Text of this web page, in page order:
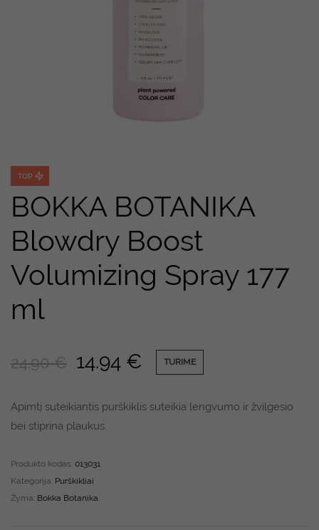
BOKKA BOTANIKA
Blowdry Boost
Volumizing Spray 177
ml
TOP
24.90€ 14.94 € TURIME
Apimtį suteikiantis purškiklis suteikia lengvumo ir žvilgesio
bei stiprina plaukus.
Produkto kodas: 013031
Kategorija: Purškikliai
Žyma: Bokka Botanika